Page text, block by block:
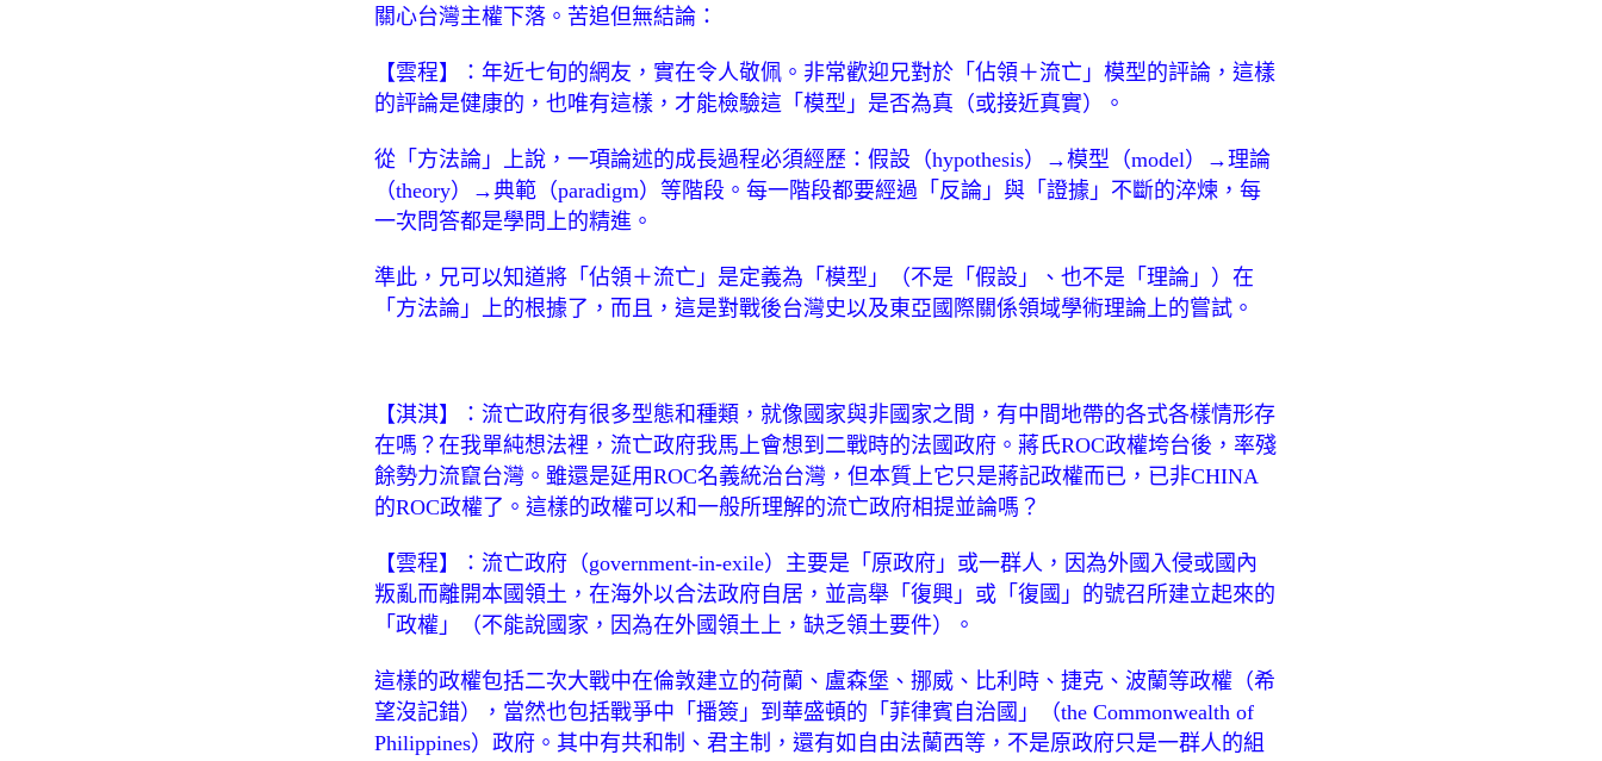
關心台灣主權下落。苦追但無結論：
【雲程】：年近七旬的網友，實在令人敬佩。非常歡迎兄對於「佔領＋流亡」模型的評論，這樣
的評論是健康的，也唯有這樣，才能檢驗這「模型」是否為真（或接近真實）。
從「方法論」上說，一項論述的成長過程必須經歷：假設（hypothesis）→模型（model）→理論
（theory）→典範（paradigm）等階段。每一階段都要經過「反論」與「證據」不斷的淬煉，每
一次問答都是學問上的精進。
準此，兄可以知道將「佔領＋流亡」是定義為「模型」（不是「假設」、也不是「理論」）在
「方法論」上的根據了，而且，這是對戰後台灣史以及東亞國際關係領域學術理論上的嘗試。
【淇淇】：流亡政府有很多型態和種類，就像國家與非國家之間，有中間地帶的各式各樣情形存
在嗎？在我單純想法裡，流亡政府我馬上會想到二戰時的法國政府。蔣氏ROC政權垮台後，率殘
餘勢力流竄台灣。雖還是延用ROC名義統治台灣，但本質上它只是蔣記政權而已，已非CHINA
的ROC政權了。這樣的政權可以和一般所理解的流亡政府相提並論嗎？
【雲程】：流亡政府（government-in-exile）主要是「原政府」或一群人，因為外國入侵或國內
叛亂而離開本國領土，在海外以合法政府自居，並高舉「復興」或「復國」的號召所建立起來的
「政權」（不能說國家，因為在外國領土上，缺乏領土要件）。
這樣的政權包括二次大戰中在倫敦建立的荷蘭、盧森堡、挪威、比利時、捷克、波蘭等政權（希
望沒記錯），當然也包括戰爭中「播簽」到華盛頓的「菲律賓自治國」（the Commonwealth of
Philippines）政府。其中有共和制、君主制，還有如自由法蘭西等，不是原政府只是一群人的組